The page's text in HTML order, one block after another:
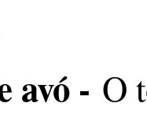
avó - O